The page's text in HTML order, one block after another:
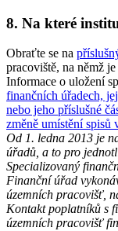
8. Na které
Obraťte se na
pracoviště, na němž
Informace o uložení
finančních úřadech,
nebo jeho příslušné
změně umístění spisů
Od 1. ledna 2013 je
úřadů, a to pro
Specializovaný
Finanční úřad
územních pracovišť,
Kontakt poplatníků s
územních pracovišť